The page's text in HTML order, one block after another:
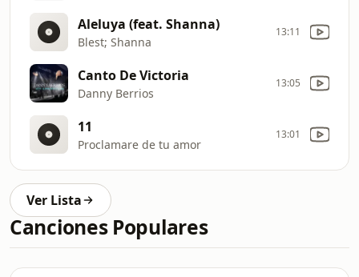
Aleluya (feat. Shanna)
Blest; Shanna
13:11
Canto De Victoria
Danny Berrios
13:05
11
Proclamare de tu amor
13:01
Ver Lista
Canciones Populares